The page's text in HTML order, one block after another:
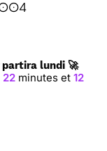
lundi 🚀
22 minutes et11